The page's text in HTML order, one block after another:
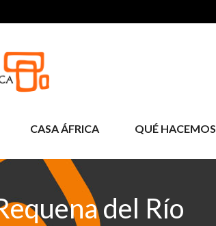
CASA ÁFRICA QUÉ HACEMOS
del Río